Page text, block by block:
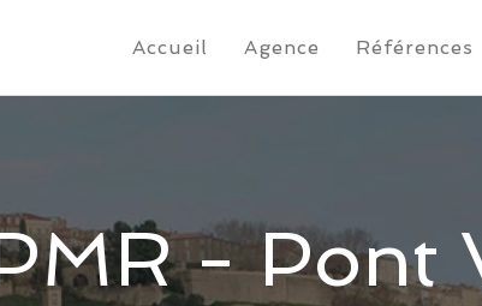
Accueil Agence Références
- Pont